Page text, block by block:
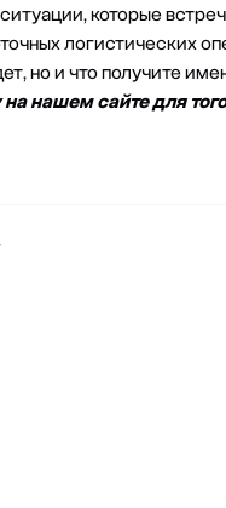
которые
логистических
но и что получите
на нашем сайте для